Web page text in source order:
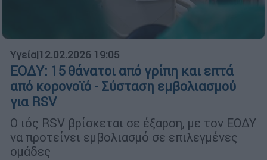
Υγεία|12.02.2026 19:05
ΕΟΔΥ: 15 θάνατοι από γρίπη και επτά
από κορονοϊό - Σύσταση εμβολιασμού
για RSV
Ο ιός RSV βρίσκεται σε έξαρση, με τον ΕΟΔΥ
να προτείνει εμβολιασμό σε επιλεγμένες
ομάδες